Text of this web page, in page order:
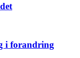
i forandring